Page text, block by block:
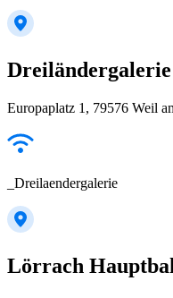
Dreiländergalerie
Europaplatz 1, 79576 Weil
_Dreilaendergalerie
Lörrach